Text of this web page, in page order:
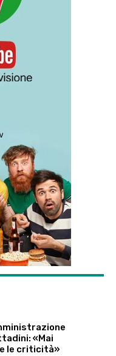
«Mai
le criticità»